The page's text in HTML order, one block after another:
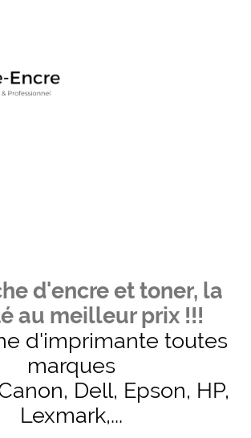
d'encre et toner, la
au meilleur prix !!!
d'imprimante toutes
marques
Dell, Epson, HP,
Lexmark,...